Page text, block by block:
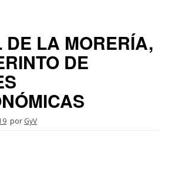
DE LA MORERÍA,
DE
por GyV